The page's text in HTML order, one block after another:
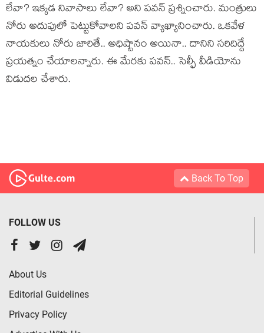
లేవా? ఇక్క‌డ నివాసాలు లేవా? అని ప‌వ‌న్ ప్ర‌శ్నించారు. మంత్రులు
నోరు అదుపులో పెట్టుకోవాల‌ని ప‌వ‌న్ వ్యాఖ్యానించారు. ఒక‌వేళ
నాయ‌కులు నోరు జారితే.. అధిష్టానం అయినా.. దానిని స‌రిదిద్దే
ప్ర‌య‌త్నం చేయాల‌న్నారు. ఈ మేర‌కు ప‌వ‌న్‌.. సెల్ఫీ వీడియోను
విడుద‌ల చేశారు.
Back To Top
FOLLOW US
About Us
Editorial Guidelines
Privacy Policy